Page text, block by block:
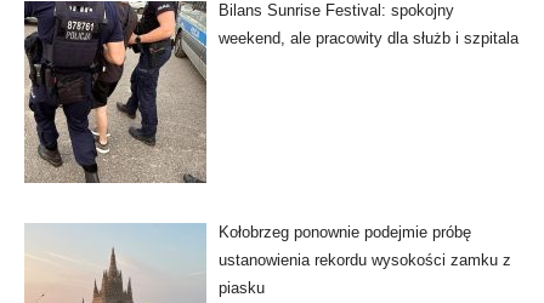
Bilans Sunrise Festival: spokojny
weekend, ale pracowity dla służb i szpitala
Kołobrzeg ponownie podejmie próbę
ustanowienia rekordu wysokości zamku z
piasku